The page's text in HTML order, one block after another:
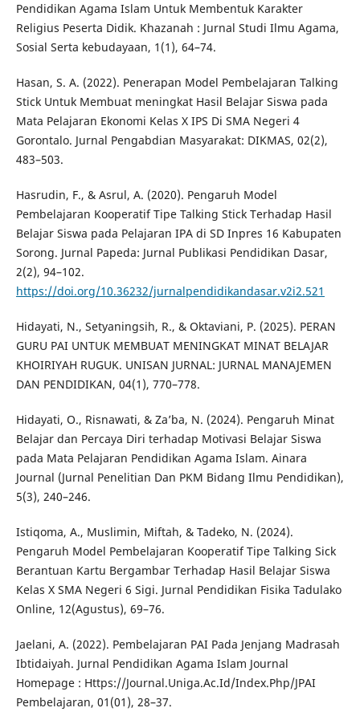
Pendidikan Agama Islam Untuk Membentuk Karakter
Religius Peserta Didik. Khazanah : Jurnal Studi Ilmu Agama,
Sosial Serta kebudayaan, 1(1), 64–74.
Hasan, S. A. (2022). Penerapan Model Pembelajaran Talking
Stick Untuk Membuat meningkat Hasil Belajar Siswa pada
Mata Pelajaran Ekonomi Kelas X IPS Di SMA Negeri 4
Gorontalo. Jurnal Pengabdian Masyarakat: DIKMAS, 02(2),
483–503.
Hasrudin, F., & Asrul, A. (2020). Pengaruh Model
Pembelajaran Kooperatif Tipe Talking Stick Terhadap Hasil
Belajar Siswa pada Pelajaran IPA di SD Inpres 16 Kabupaten
Sorong. Jurnal Papeda: Jurnal Publikasi Pendidikan Dasar,
2(2), 94–102.
https://doi.org/10.36232/jurnalpendidikandasar.v2i2.521
Hidayati, N., Setyaningsih, R., & Oktaviani, P. (2025). PERAN
GURU PAI UNTUK MEMBUAT MENINGKAT MINAT BELAJAR
KHOIRIYAH RUGUK. UNISAN JURNAL: JURNAL MANAJEMEN
DAN PENDIDIKAN, 04(1), 770–778.
Hidayati, O., Risnawati, & Za’ba, N. (2024). Pengaruh Minat
Belajar dan Percaya Diri terhadap Motivasi Belajar Siswa
pada Mata Pelajaran Pendidikan Agama Islam. Ainara
Journal (Jurnal Penelitian Dan PKM Bidang Ilmu Pendidikan),
5(3), 240–246.
Istiqoma, A., Muslimin, Miftah, & Tadeko, N. (2024).
Pengaruh Model Pembelajaran Kooperatif Tipe Talking Sick
Berantuan Kartu Bergambar Terhadap Hasil Belajar Siswa
Kelas X SMA Negeri 6 Sigi. Jurnal Pendidikan Fisika Tadulako
Online, 12(Agustus), 69–76.
Jaelani, A. (2022). Pembelajaran PAI Pada Jenjang Madrasah
Ibtidaiyah. Jurnal Pendidikan Agama Islam Journal
Homepage : Https://Journal.Uniga.Ac.Id/Index.Php/JPAI
Pembelajaran, 01(01), 28–37.